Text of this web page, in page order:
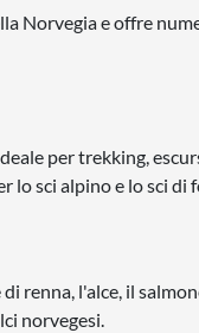
Norvegia e offre
per trekking,
sci alpino e lo sci di
renna, l'alce, il
norvegesi.